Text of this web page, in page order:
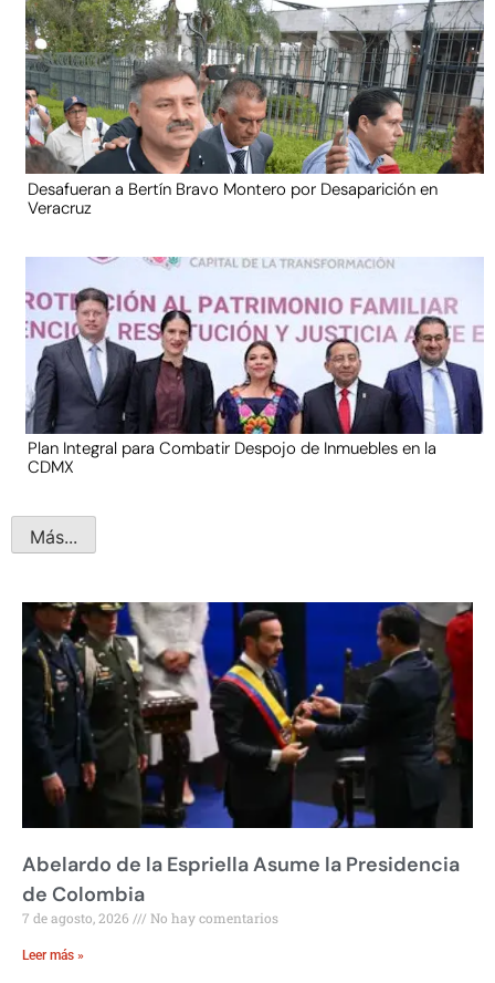
Desafueran a Bertín Bravo Montero por Desaparición en
Veracruz
Plan Integral para Combatir Despojo de Inmuebles en la
CDMX
Más...
Abelardo de la Espriella Asume la Presidencia
de Colombia
7 de agosto, 2026 No hay comentarios
Leer más »